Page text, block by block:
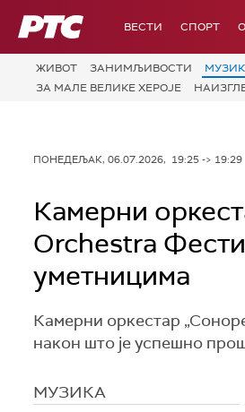
РТС ВЕСТИ СПОРТ
ЖИВОТ ЗАНИМЉИВОСТИ
ЗА МАЛЕ ВЕЛИКЕ ХЕРОЈЕ
ПОНЕДЕЉАК, 06.07.2026, 19:25 -> 19:29
Камерни
Orchestra
уметницима
Камерни оркестар
након што је успешно
МУЗИКА